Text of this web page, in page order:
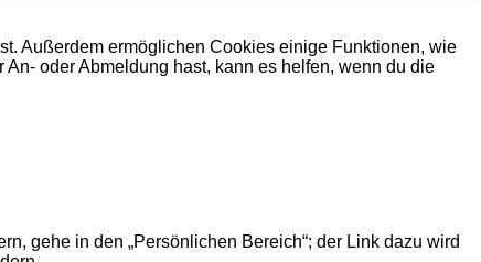
Außerdem ermöglichen Cookies einige Funktionen, wie
oder Abmeldung hast, kann es helfen, wenn du die
gehe in den „Persönlichen Bereich“; der Link dazu wird